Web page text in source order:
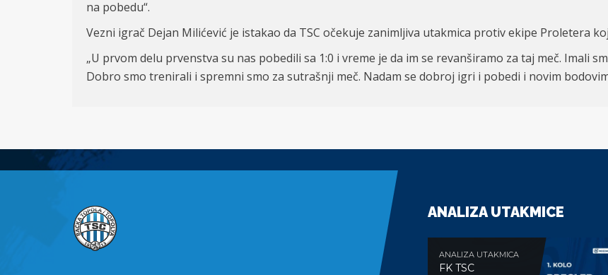
na pobedu“.
Vezni igrač Dejan Milićević je istakao da TSC očekuje zanimljiva utakmica protiv ekipe Proletera
„U prvom delu prvenstva su nas pobedili sa 1:0 i vreme je da im se revanširamo za taj meč. Imali
Dobro smo trenirali i spremni smo za sutrašnji meč. Nadam se dobroj igri i pobedi i novim
ANALIZA UTAKMICE
ANALIZA UTAKMICA
FK TSC